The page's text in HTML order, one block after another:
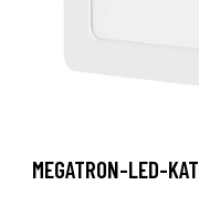
MEGATRON-LED-